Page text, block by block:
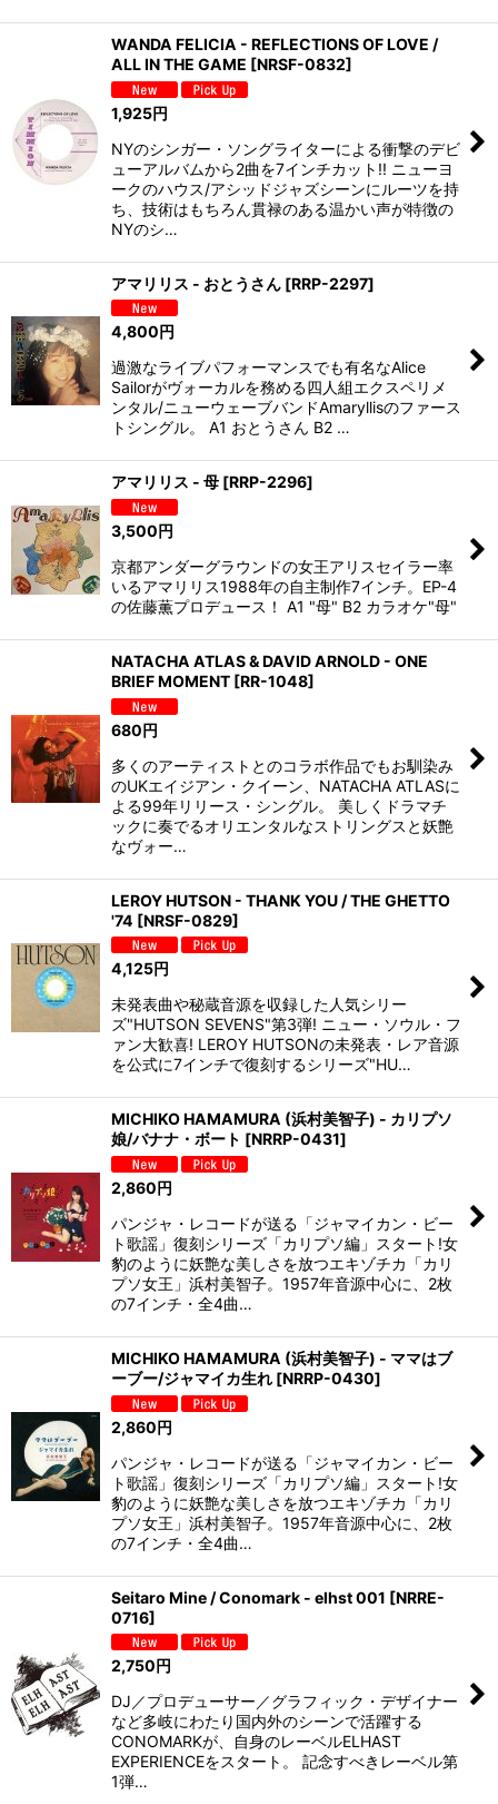
WANDA FELICIA - REFLECTIONS OF LOVE /
ALL IN THE GAME [NRSF-0832]
1,925円
NYのシンガー・ソングライターによる衝撃のデビ
ューアルバムから2曲を7インチカット!! ニューヨ
ークのハウス/アシッドジャズシーンにルーツを持
ち、技術はもちろん貫禄のある温かい声が特徴の
NYのシ…
アマリリス - おとうさん [RRP-2297]
4,800円
過激なライブパフォーマンスでも有名なAlice
Sailorがヴォーカルを務める四人組エクスペリメ
ンタル/ニューウェーブバンドAmaryllisのファース
トシングル。 A1 おとうさん B2 …
アマリリス - 母 [RRP-2296]
3,500円
京都アンダーグラウンドの女王アリスセイラー率
いるアマリリス1988年の自主制作7インチ。EP-4
の佐藤薫プロデュース！ A1 "母" B2 カラオケ"母"
NATACHA ATLAS & DAVID ARNOLD - ONE
BRIEF MOMENT [RR-1048]
680円
多くのアーティストとのコラボ作品でもお馴染み
のUKエイジアン・クイーン、NATACHA ATLASに
よる99年リリース・シングル。 美しくドラマチ
ックに奏でるオリエンタルなストリングスと妖艶
なヴォー…
LEROY HUTSON - THANK YOU / THE GHETTO
'74 [NRSF-0829]
4,125円
未発表曲や秘蔵音源を収録した人気シリー
ズ"HUTSON SEVENS"第3弾! ニュー・ソウル・フ
ァン大歓喜! LEROY HUTSONの未発表・レア音源
を公式に7インチで復刻するシリーズ"HU…
MICHIKO HAMAMURA (浜村美智子) - カリプソ
娘/バナナ・ボート [NRRP-0431]
2,860円
パンジャ・レコードが送る「ジャマイカン・ビー
ト歌謡」復刻シリーズ「カリプソ編」スタート!女
豹のように妖艶な美しさを放つエキゾチカ「カリ
プソ女王」浜村美智子。1957年音源中心に、2枚
の7インチ・全4曲…
MICHIKO HAMAMURA (浜村美智子) - ママはブ
ーブー/ジャマイカ生れ [NRRP-0430]
2,860円
パンジャ・レコードが送る「ジャマイカン・ビー
ト歌謡」復刻シリーズ「カリプソ編」スタート!女
豹のように妖艶な美しさを放つエキゾチカ「カリ
プソ女王」浜村美智子。1957年音源中心に、2枚
の7インチ・全4曲…
Seitaro Mine / Conomark - elhst 001 [NRRE-
0716]
2,750円
DJ／プロデューサー／グラフィック・デザイナー
など多岐にわたり国内外のシーンで活躍する
CONOMARKが、自身のレーベルELHAST
EXPERIENCEをスタート。 記念すべきレーベル第
1弾…